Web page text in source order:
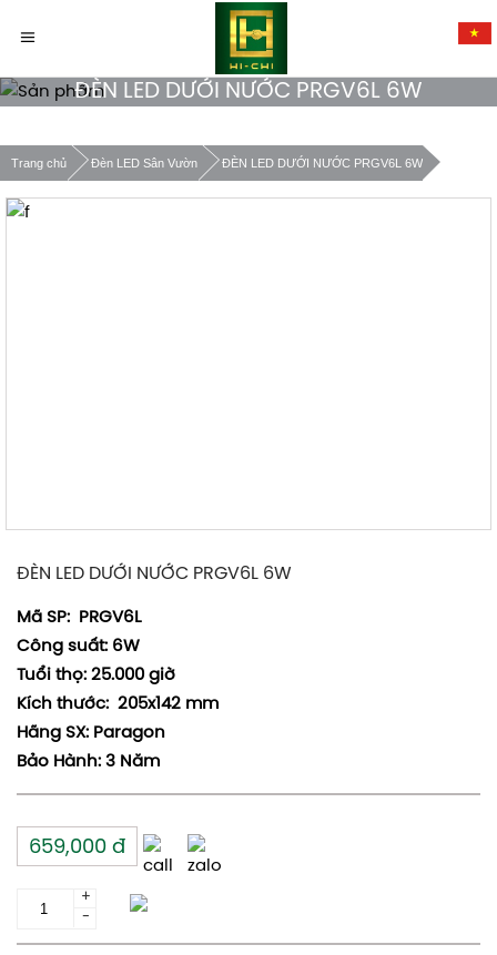
ĐÈN LED DƯỚI NƯỚC PRGV6L 6W
Trang chủ Đèn LED Sân Vườn ĐÈN LED DƯỚI NƯỚC PRGV6L 6W
ĐÈN LED DƯỚI NƯỚC PRGV6L 6W
Mã SP: PRGV6L
Công suất: 6W
Tuổi thọ: 25.000 giờ
Kích thước: 205x142 mm
Hãng SX: Paragon
Bảo Hành: 3 Năm
659,000đ
+
-